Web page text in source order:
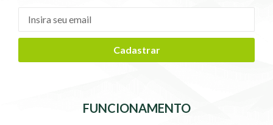
Cadastrar
FUNCIONAMENTO